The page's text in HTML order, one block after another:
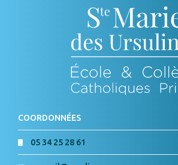
COORDONNÉES
05 34 25 28 61